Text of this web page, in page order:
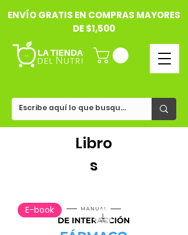
ENVÍO GRATIS EN COMPRAS MAYORES
DE $1,500
Libro
s
E-book